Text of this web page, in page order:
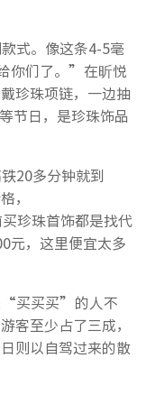
式。像这条4-5毫
你们了。”在昕悦
珍珠项链，一边抽
节日，是珍珠饰品
20多分钟就到
，
珍珠首饰都是找代
元，这里便宜太多
“买买买”的人不
客至少占了三成，
则以自驾过来的散